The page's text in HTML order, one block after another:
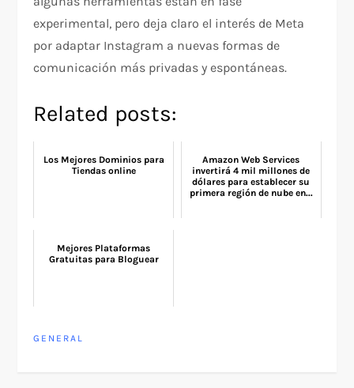
experimental, pero deja claro el interés de Meta
por adaptar Instagram a nuevas formas de
comunicación más privadas y espontáneas.
Related posts:
Los Mejores Dominios para
Tiendas online
Amazon Web Services
invertirá 4 mil millones de
dólares para establecer su
primera región de nube en...
Mejores Plataformas
Gratuitas para Bloguear
GENERAL